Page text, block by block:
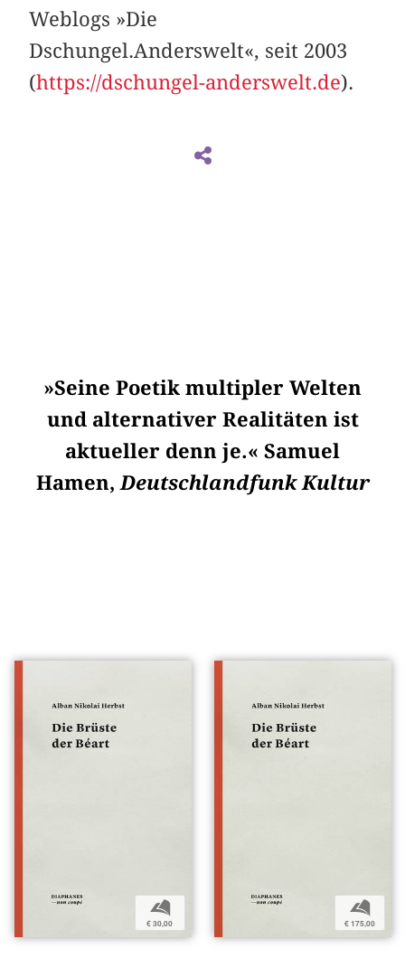
Weblogs »Die
Dschungel.Anderswelt«, seit 2003
(https://dschungel-anderswelt.de).
»Seine Poetik multipler Welten
und alternativer Realitäten ist
aktueller denn je.« Samuel
Hamen,Deutschlandfunk Kultur
b
€ 30,00
b
€ 175,00